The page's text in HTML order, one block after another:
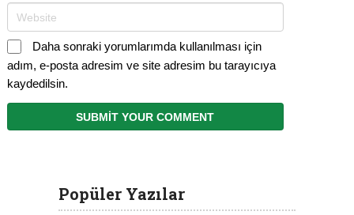
Daha sonraki yorumlarımda kullanılması için
adım, e-posta adresim ve site adresim bu tarayıcıya
kaydedilsin.
Popüler Yazılar